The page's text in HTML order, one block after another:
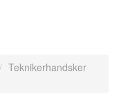
Teknikerhandsker